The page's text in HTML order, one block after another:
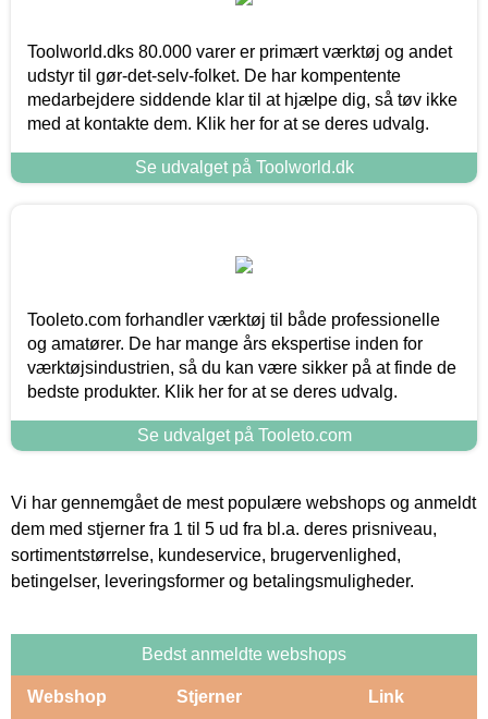
Toolworld.dks 80.000 varer er primært værktøj og andet
udstyr til gør-det-selv-folket. De har kompentente
medarbejdere siddende klar til at hjælpe dig, så tøv ikke
med at kontakte dem. Klik her for at se deres udvalg.
Se udvalget på Toolworld.dk
Tooleto.com forhandler værktøj til både professionelle
og amatører. De har mange års ekspertise inden for
værktøjsindustrien, så du kan være sikker på at finde de
bedste produkter. Klik her for at se deres udvalg.
Se udvalget på Tooleto.com
Vi har gennemgået de mest populære webshops og anmeldt
dem med stjerner fra 1 til 5 ud fra bl.a. deres prisniveau,
sortimentstørrelse, kundeservice, brugervenlighed,
betingelser, leveringsformer og betalingsmuligheder.
Bedst anmeldte webshops
Webshop Stjerner Link